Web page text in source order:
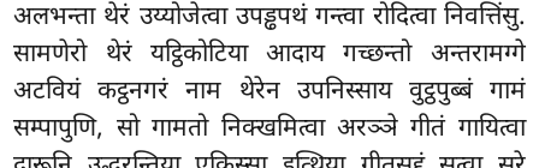
अलभन्ता थेरं उय्योजेत्वा उपड्ढपथं गन्त्वा रोदित्वा निवत्तिंसु.
सामणेरो थेरं यट्ठिकोटिया आदाय गच्छन्तो अन्तरामग्गे
अटवियं कट्ठनगरं नाम थेरेन उपनिस्साय वुट्ठपुब्बं गामं
सम्पापुणि, सो गामतो निक्खमित्वा अरञ्ञे गीतं गायित्वा